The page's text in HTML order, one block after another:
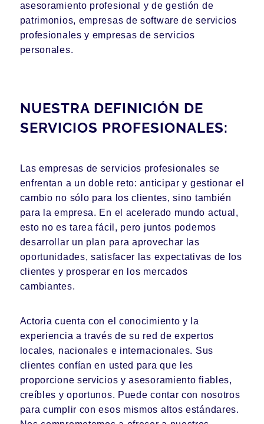
asesoramiento profesional y de gestión de
patrimonios, empresas de software de servicios
profesionales y empresas de servicios
personales.
NUESTRA DEFINICIÓN DE
SERVICIOS PROFESIONALES:
Las empresas de servicios profesionales se
enfrentan a un doble reto: anticipar y gestionar el
cambio no sólo para los clientes, sino también
para la empresa. En el acelerado mundo actual,
esto no es tarea fácil, pero juntos podemos
desarrollar un plan para aprovechar las
oportunidades, satisfacer las expectativas de los
clientes y prosperar en los mercados
cambiantes.
Actoria cuenta con el conocimiento y la
experiencia a través de su red de expertos
locales, nacionales e internacionales. Sus
clientes confían en usted para que les
proporcione servicios y asesoramiento fiables,
creíbles y oportunos. Puede contar con nosotros
para cumplir con esos mismos altos estándares.